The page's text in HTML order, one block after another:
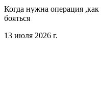
Когда нужна операция ,как
бояться
13 июля 2026 г.